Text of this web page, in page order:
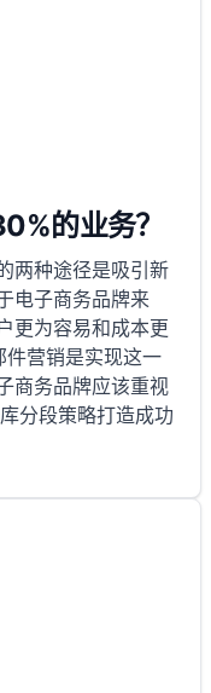
的业务？
两种途径是吸引新
电子商务品牌来
更为容易和成本更
营销是实现这一
商务品牌应该重视
分段策略打造成功